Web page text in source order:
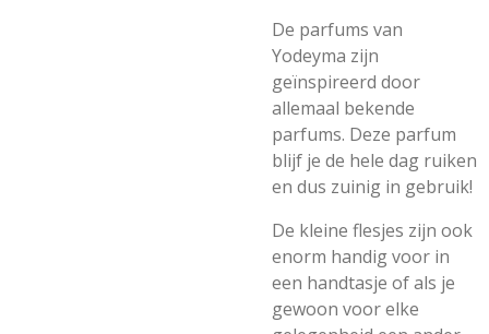
De parfums van
Yodeyma zijn
geïnspireerd door
allemaal bekende
parfums. Deze parfum
blijf je de hele dag ruiken
en dus zuinig in gebruik!
De kleine flesjes zijn ook
enorm handig voor in
een handtasje of als je
gewoon voor elke